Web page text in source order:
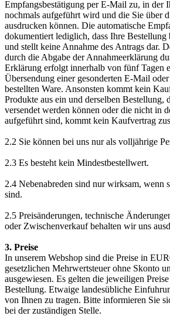
Empfangsbestätigung per E-Mail zu, in der
nochmals aufgeführt wird und die Sie über
ausdrucken können. Die automatische
dokumentiert lediglich, dass Ihre Bestellung
und stellt keine Annahme des Antrags dar.
durch die Abgabe der Annahmeerklärung
Erklärung erfolgt innerhalb von fünf Tagen
Übersendung einer gesonderten E-Mail
bestellten Ware. Ansonsten kommt kein
Produkte aus ein und derselben Bestellung,
versendet werden können oder die nicht in
aufgeführt sind, kommt kein Kaufvertrag
2.2 Sie können bei uns nur als volljährige
2.3 Es besteht kein Mindestbestellwert.
2.4 Nebenabreden sind nur wirksam, wenn
sind.
2.5 Preisänderungen, technische
oder Zwischenverkauf behalten wir uns
3. Preise
In unserem Webshop sind die Preise in
gesetzlichen Mehrwertsteuer ohne Skonto
ausgewiesen. Es gelten die jeweiligen
Bestellung. Etwaige landesübliche
von Ihnen zu tragen. Bitte informieren Sie
bei der zuständigen Stelle.